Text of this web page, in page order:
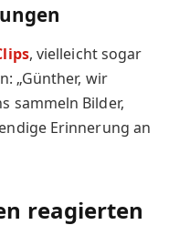
, vielleicht sogar
„Günther, wir
sammeln Bilder,
Erinnerung an
reagierten